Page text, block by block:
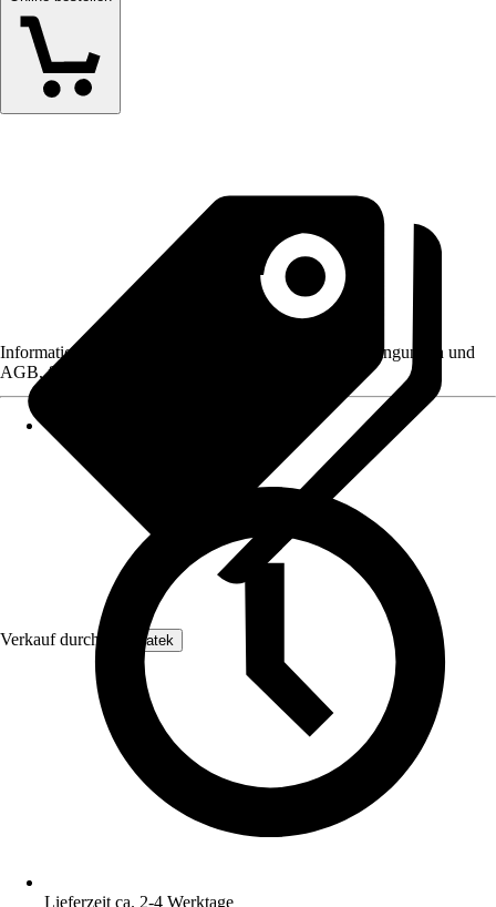
Verkauf durch: Enovatek
Informationen des Verkäufers, wie z. B. Rückgabebedingungen und
AGB, finden Sie bei Klick auf den Verkäufernamen.
Lieferzeit ca. 2-4 Werktage